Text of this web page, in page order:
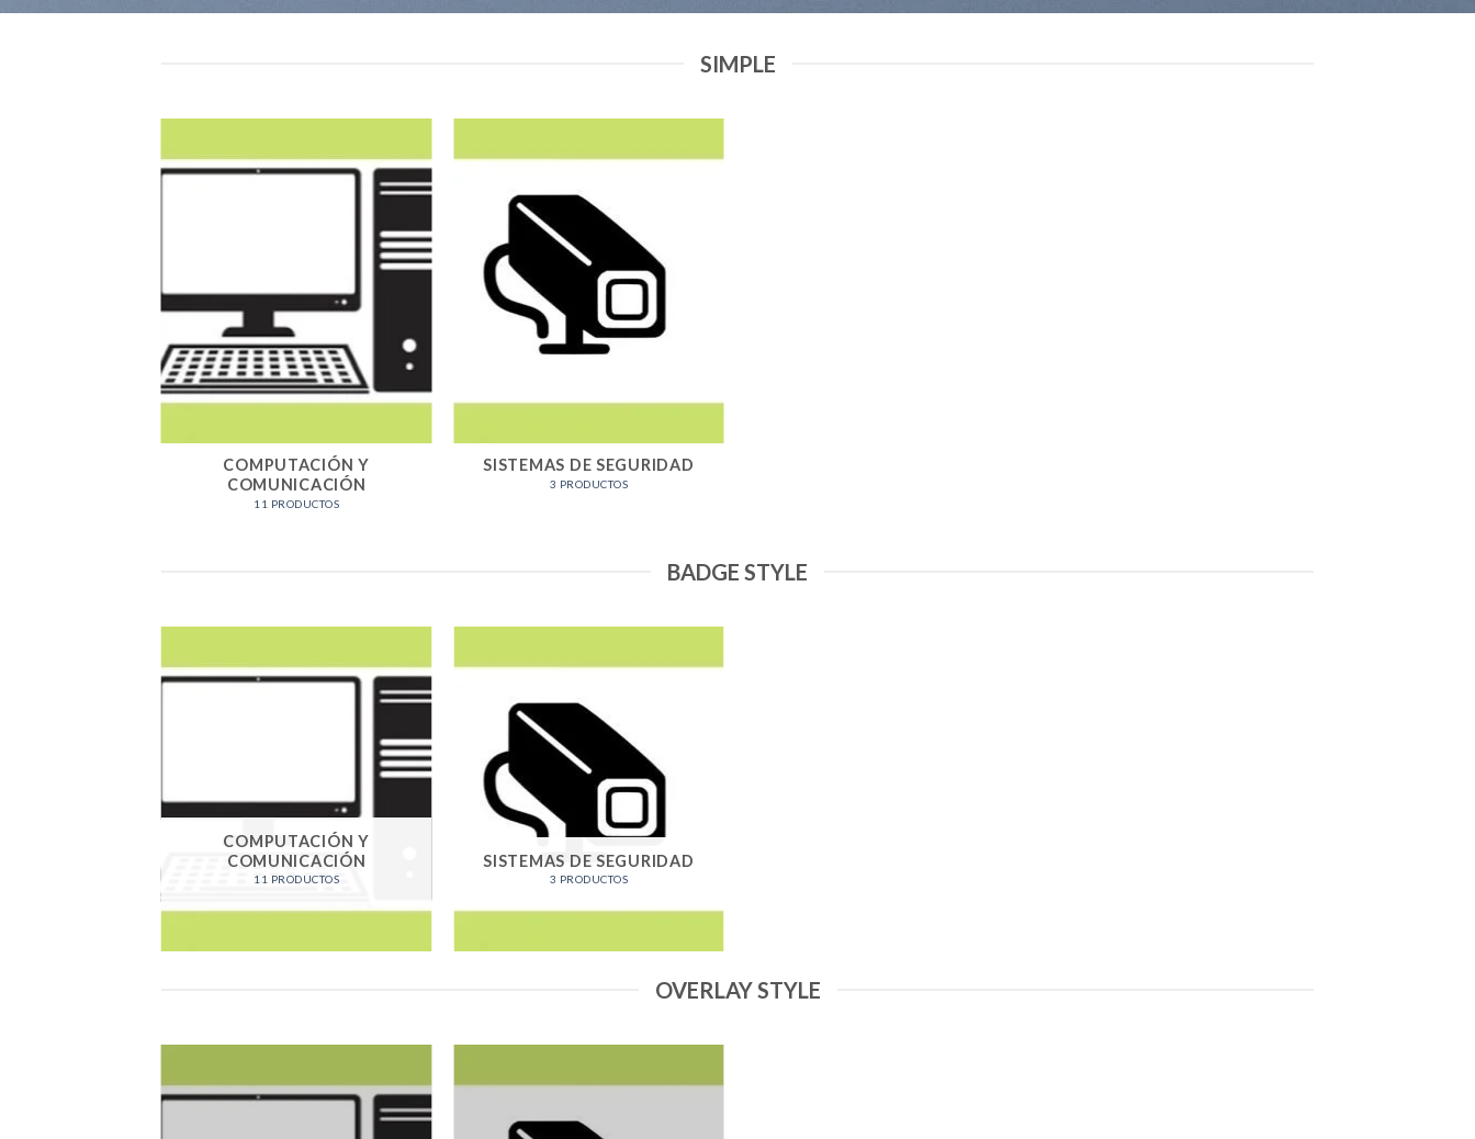
SIMPLE
COMPUTACIÓN Y
COMUNICACIÓN
11 PRODUCTOS
SISTEMAS DE SEGURIDAD
3 PRODUCTOS
BADGE STYLE
COMPUTACIÓN Y
COMUNICACIÓN
11 PRODUCTOS
SISTEMAS DE SEGURIDAD
3 PRODUCTOS
OVERLAY STYLE